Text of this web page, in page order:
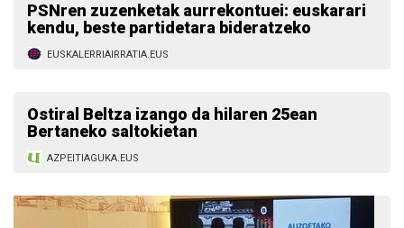
PSNren zuzenketak aurrekontuei: euskarari
kendu, beste partidetara bideratzeko
EUSKALERRIAIRRATIA.EUS
Ostiral Beltza izango da hilaren 25ean
Bertaneko saltokietan
AZPEITIAGUKA.EUS